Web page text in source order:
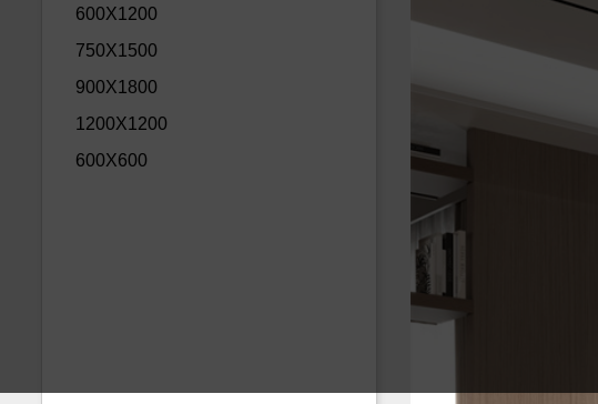
600X1200
750X1500
900X1800
1200X1200
600X600